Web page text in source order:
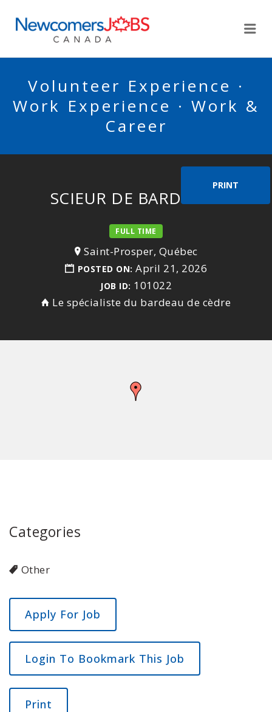
Volunteer Experience ·
Work Experience · Work &
Career
PRINT
SCIEUR DE BARDEAUX
FULL TIME
Saint-Prosper, Québec
POSTED ON: April 21, 2026
JOB ID: 101022
Le spécialiste du bardeau de cèdre
Categories
Other
Login To Bookmark This Job
Print